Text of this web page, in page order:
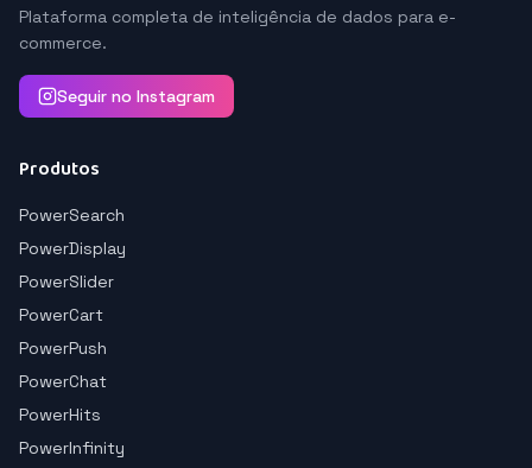
Plataforma completa de inteligência de dados para e-
commerce.
Seguir no Instagram
Produtos
PowerSearch
PowerDisplay
PowerSlider
PowerCart
PowerPush
PowerChat
PowerHits
PowerInfinity